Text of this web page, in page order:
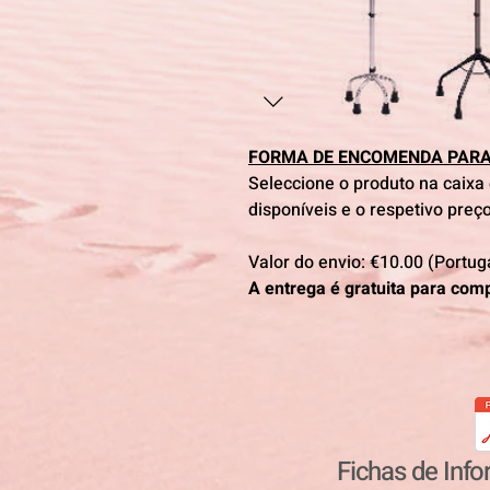
FORMA DE ENCOMENDA
Seleccione o produto na
disponíveis e o respetivo
Valor do envio: €10.00
A entrega é gratuita para
Fichas de